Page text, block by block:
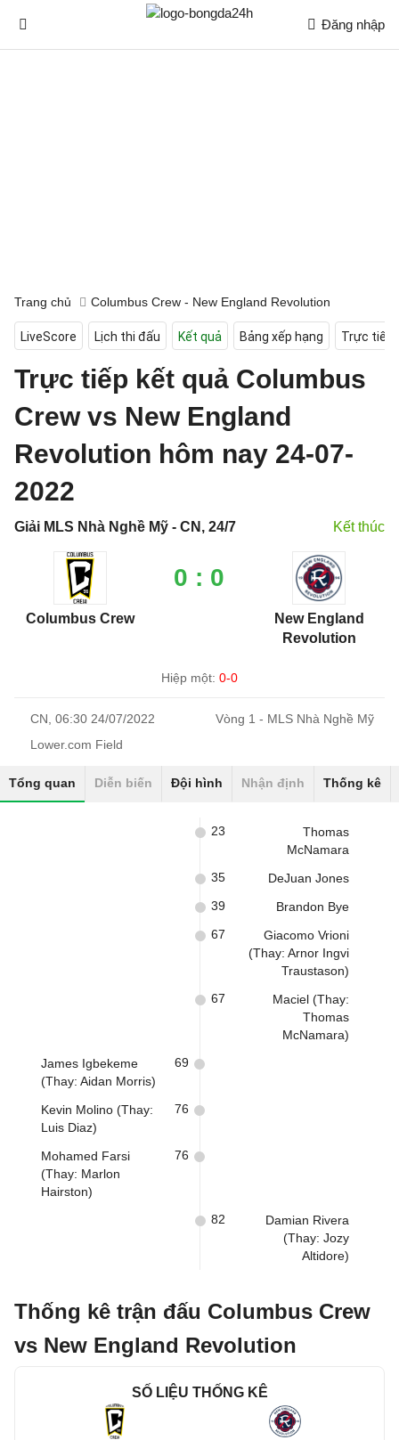
Đăng nhập
Trang chủ Columbus Crew - New England Revolution
LiveScore Lịch thi đấu Kết quả Bảng xếp hạng Trực tiếp
Trực tiếp kết quả Columbus
Crew vs New England
Revolution hôm nay 24-07-
2022
Giải MLS Nhà Nghề Mỹ - CN, 24/7 Kết thúc
Columbus Crew
0 : 0
New England
Revolution
Hiệp một: 0-0
CN, 06:30 24/07/2022
Vòng 1 - MLS Nhà Nghề Mỹ
Lower.com Field
Tổng quan Diễn biến Đội hình Nhận định Thống kê
Thomas
McNamara
23
DeJuan Jones
35
Brandon Bye
39
Giacomo Vrioni
(Thay: Arnor Ingvi
Traustason)
67
Maciel (Thay:
Thomas
McNamara)
67
James Igbekeme
(Thay: Aidan Morris)
69
Kevin Molino (Thay:
Luis Diaz)
76
Mohamed Farsi
(Thay: Marlon
Hairston)
76
Damian Rivera
(Thay: Jozy
Altidore)
82
Thống kê trận đấu Columbus Crew
vs New England Revolution
SỐ LIỆU THỐNG KÊ